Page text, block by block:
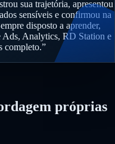
sua trajetória, apresentou
sensíveis e confirmou na
disposto a aprender,
Ads, Analytics, RD Station e
completo.”
próprias